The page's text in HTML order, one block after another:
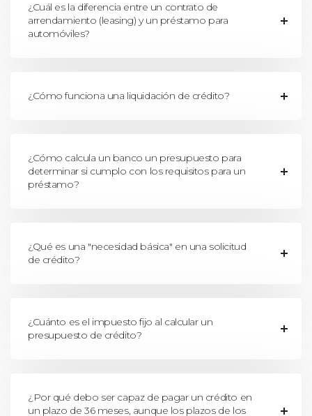
¿Cuál es la diferencia entre un contrato de
arrendamiento (leasing) y un préstamo para
automóviles?
¿Cómo funciona una liquidación de crédito?
¿Cómo calcula un banco un presupuesto para
determinar si cumplo con los requisitos para un
préstamo?
¿Qué es una "necesidad básica" en una solicitud
de crédito?
¿Cuánto es el impuesto fijo al calcular un
presupuesto de crédito?
¿Por qué debo ser capaz de pagar un crédito en
un plazo de 36 meses, aunque los plazos de los